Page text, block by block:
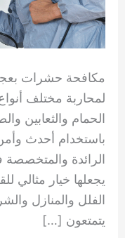
مكافحة حشرات
لمحاربة مختلف
الحمام والثعابين
باستخدام أحدث
الرائدة
يجعلها خيار مثالي
الفلل والمنازل
يتمتعون […]